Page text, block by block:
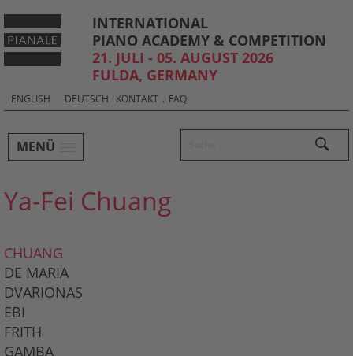
INTERNATIONAL
PIANO ACADEMY & COMPETITION
21. JULI - 05. AUGUST 2026
FULDA, GERMANY
Select
your
ENGLISH DEUTSCH KONTAKT . FAQ
MENÜ
Ya-Fei Chuang
CHUANG
DE MARIA
DVARIONAS
EBI
FRITH
GAMBA